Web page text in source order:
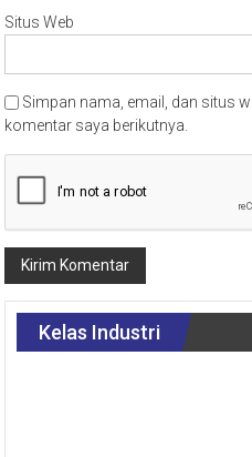
Situs Web
Simpan nama, email, dan situs
komentar saya berikutnya.
Kelas Industri